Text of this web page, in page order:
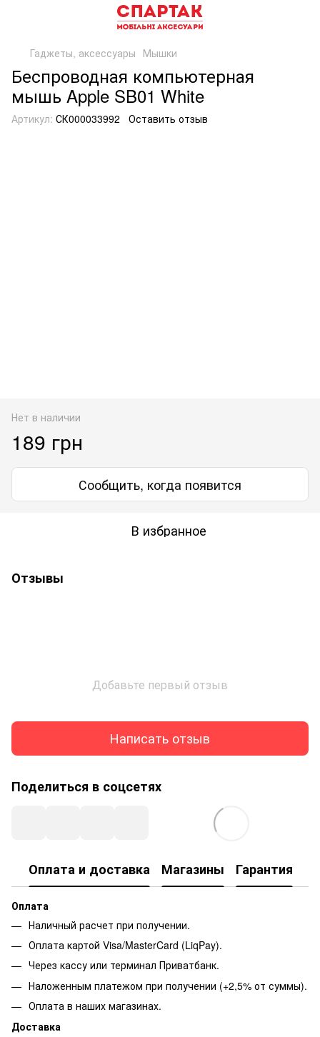
Гаджеты, аксессуары Мышки
Беспроводная компьютерная
мышь Apple SB01 White
Артикул: СК000033992 Оставить отзыв
Нет в наличии
189 грн
Сообщить, когда появится
В избранное
Отзывы
Добавьте первый отзыв
Написать отзыв
Поделиться в соцсетях
Оплата и доставка Магазины Гарантия
Оплата
Наличный расчет при получении.
Оплата картой Visa/MasterCard (LiqPay).
Через кассу или терминал Приватбанк.
Наложенным платежом при получении (+2,5% от суммы).
Оплата в наших магазинах.
Доставка